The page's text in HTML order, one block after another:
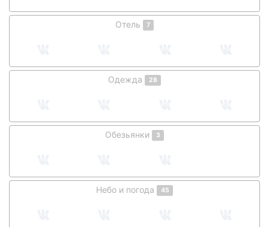
Отель 7
Одежда 28
Обезьянки 3
Небо и погода 45